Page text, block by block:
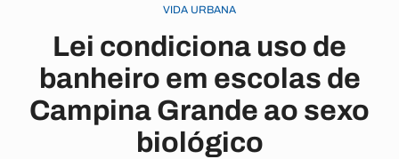
VIDA URBANA
Lei condiciona uso de
banheiro em escolas de
Campina Grande ao sexo
biológico